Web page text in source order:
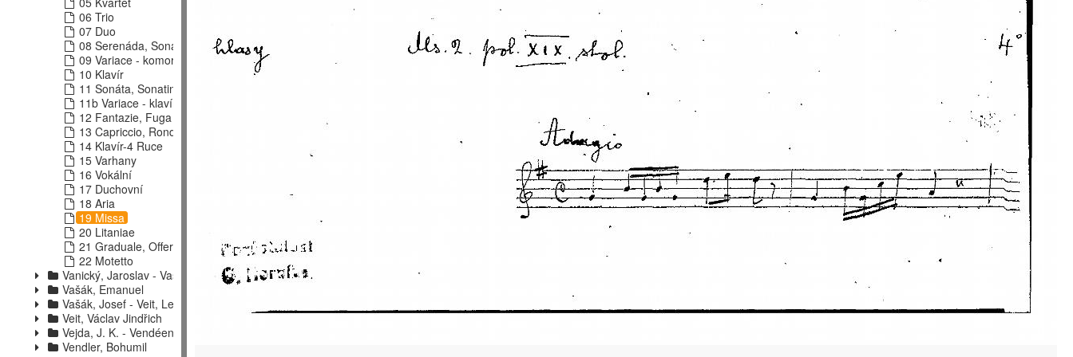
06 Trio
07 Duo
08 Serenáda, Sonáta
09 Variace - komorní obsazení
10 Klavír
11 Sonáta, Sonatina
11b Variace - klavír
12 Fantazie, Fuga
13 Capriccio, Rondo, Tance
14 Klavír-4 Ruce
15 Varhany
16 Vokální
17 Duchovní
18 Aria
19 Missa
20 Litaniae
21 Graduale, Offertorium
22 Motetto
Vanický, Jaroslav - Vasiljev-Buglaj, D.
Vašák, Emanuel
Vašák, Josef - Veit, Leo
Veit, Václav Jindřich
Vejda, J. K. - Vendéen
Vendler, Bohumil